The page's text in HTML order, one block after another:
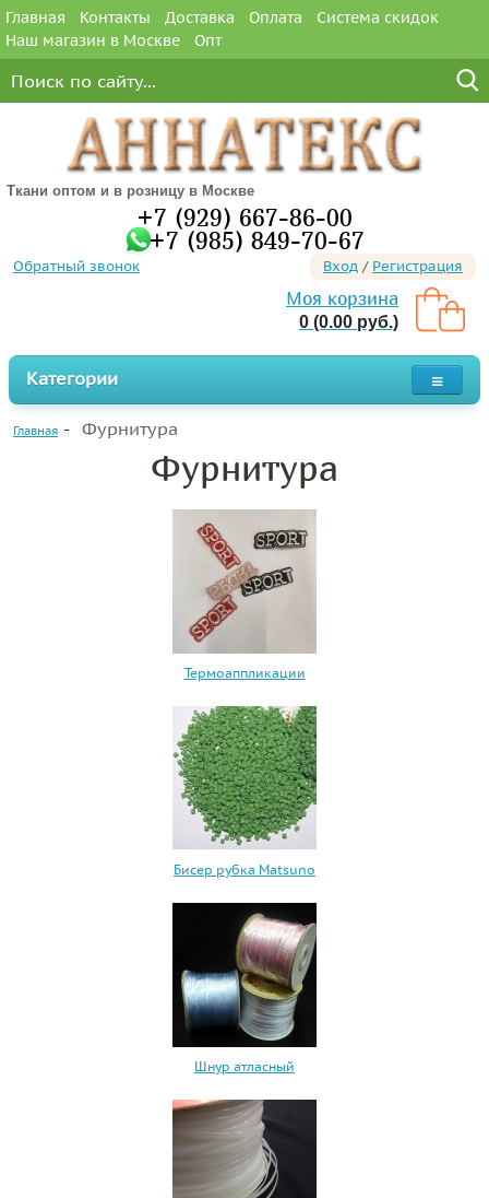
Главная Контакты Доставка Оплата
Система скидок
Наш магазин в Москве
Опт
Ткани оптом и в розницу в Москве
+7 (929) 667-86-00
+7 (985) 849-70-67
Обратный звонок Вход / Регистрация
Моя корзина
0 (0.00 руб.)
Категории
Главная Фурнитура
Фурнитура
Термоаппликации
Бисер рубка Matsuno
Шнур атласный